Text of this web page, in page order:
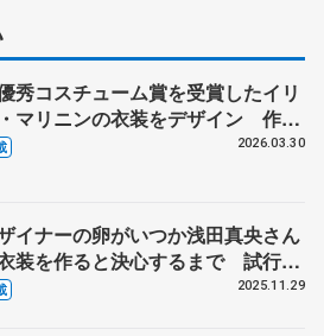
秀コスチューム賞を受賞したイリ
マリニンの衣装をデザイン 作り
考えが尊重される海外選手からの
2026.03.30
イナーの卵がいつか浅田真央さん
装を作ると決心するまで 試行錯
日々、２週間で仕上げた羽生結弦
2025.11.29